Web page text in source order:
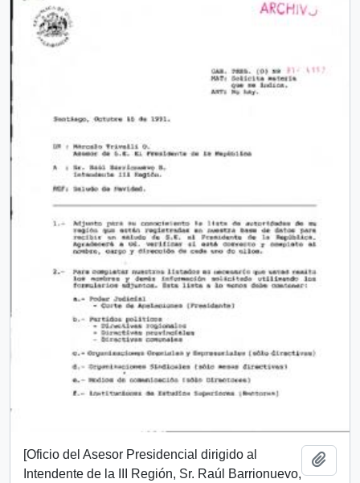
[Oficio del Asesor Presidencial dirigido al
Intendente de la III Región, Sr. Raúl Barrionuevo,